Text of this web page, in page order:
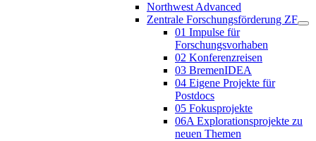
Northwest Advanced
Zentrale Forschungsförderung ZF
01 Impulse für
Forschungsvorhaben
02 Konferenzreisen
03 BremenIDEA
04 Eigene Projekte für
Postdocs
05 Fokusprojekte
06A Explorationsprojekte zu
neuen Themen